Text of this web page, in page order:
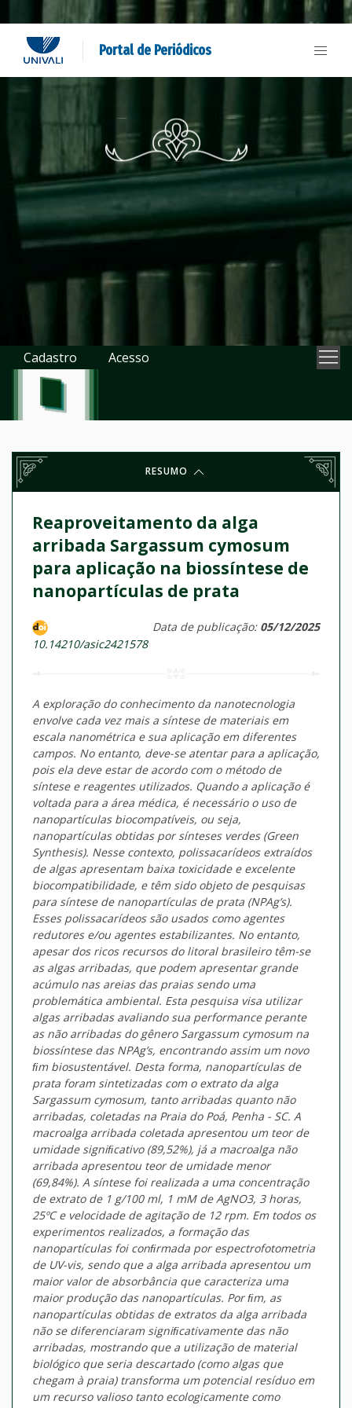
Portal de Periódicos
Cadastro Acesso
RESUMO
Reaproveitamento da alga
arribada Sargassum cymosum
para aplicação na biossíntese de
nanopartículas de prata
10.14210/asic2421578
Data de publicação: 05/12/2025
A exploração do conhecimento da nanotecnologia
envolve cada vez mais a síntese de materiais em
escala nanométrica e sua aplicação em diferentes
campos. No entanto, deve-se atentar para a aplicação,
pois ela deve estar de acordo com o método de
síntese e reagentes utilizados. Quando a aplicação é
voltada para a área médica, é necessário o uso de
nanopartículas biocompatíveis, ou seja,
nanopartículas obtidas por sínteses verdes (Green
Synthesis). Nesse contexto, polissacarídeos extraídos
de algas apresentam baixa toxicidade e excelente
biocompatibilidade, e têm sido objeto de pesquisas
para síntese de nanopartículas de prata (NPAg’s).
Esses polissacarídeos são usados como agentes
redutores e/ou agentes estabilizantes. No entanto,
apesar dos ricos recursos do litoral brasileiro têm-se
as algas arribadas, que podem apresentar grande
acúmulo nas areias das praias sendo uma
problemática ambiental. Esta pesquisa visa utilizar
algas arribadas avaliando sua performance perante
as não arribadas do gênero Sargassum cymosum na
biossíntese das NPAg’s, encontrando assim um novo
ﬁm biosustentável. Desta forma, nanopartículas de
prata foram sintetizadas com o extrato da alga
Sargassum cymosum, tanto arribadas quanto não
arribadas, coletadas na Praia do Poá, Penha - SC. A
macroalga arribada coletada apresentou um teor de
umidade signiﬁcativo (89,52%), já a macroalga não
arribada apresentou teor de umidade menor
(69,84%). A síntese foi realizada a uma concentração
de extrato de 1 g/100 ml, 1 mM de AgNO3, 3 horas,
25ºC e velocidade de agitação de 12 rpm. Em todos os
experimentos realizados, a formação das
nanopartículas foi conﬁrmada por espectrofotometria
de UV-vis, sendo que a alga arribada apresentou um
maior valor de absorbância que caracteriza uma
maior produção das nanopartículas. Por ﬁm, as
nanopartículas obtidas de extratos da alga arribada
não se diferenciaram signiﬁcativamente das não
arribadas, mostrando que a utilização de material
biológico que seria descartado (como algas que
chegam à praia) transforma um potencial resíduo em
um recurso valioso tanto ecologicamente como